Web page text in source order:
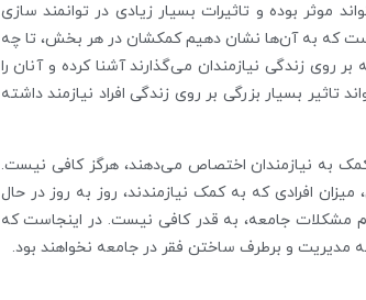
بوده و تاثیرات بسیار زیادی در توانمند سازی
است که به آن‌ها نشان دهیم کمکشان در هر بخش، تا چه
روی زندگی نیازمندان می‌گذارند آشنا کرده و آنان را
بسیار بزرگی بر روی زندگی افراد نیازمند داشته
به نیازمندان اختصاص می‌دهند، هرگز کافی نیست.
افرادی که به کمک نیازمندند، روز به روز در حال
جامعه، به قدر کافی نیست. در اینجاست که
و برطرف ساختن فقر در جامعه نخواهند بود.